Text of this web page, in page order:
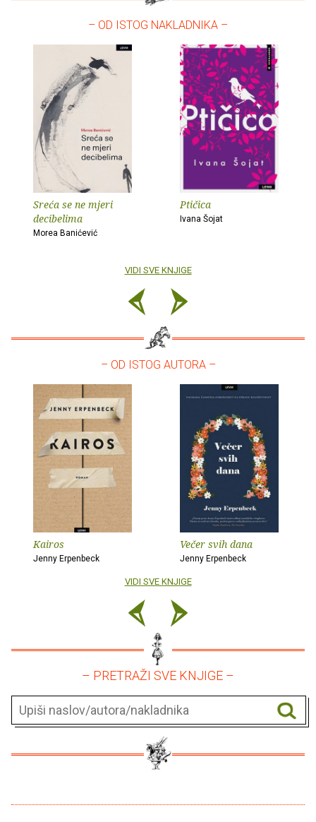
– OD ISTOG NAKLADNIKA –
Sreća se ne mjeri
decibelima
Morea Banićević
Ptičica
Ivana Šojat
VIDI SVE KNJIGE
– OD ISTOG AUTORA –
Kairos
Jenny Erpenbeck
Večer svih dana
Jenny Erpenbeck
VIDI SVE KNJIGE
– PRETRAŽI SVE KNJIGE –